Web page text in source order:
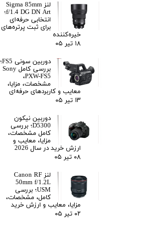
لنز Sigma 85mm
f/1.4 DG DN Art؛
انتخابی حرفه‌ای
برای ثبت پرتره‌های
خیره‌کننده
۱۸ تیر ۰۵
دوربین سونی FS5؛
بررسی کامل Sony
PXW-FS5،
مشخصات، مزایا،
معایب و کاربردهای حرفه‌ای
۱۳ تیر ۰۵
دوربین نیکون
D5300؛ بررسی
کامل مشخصات،
مزایا، معایب و
ارزش خرید در سال 2026
۰۸ تیر ۰۵
لنز Canon RF
50mm f/1.2L
USM؛ بررسی
کامل، مشخصات،
مزایا، معایب و ارزش خرید
۰۲ تیر ۰۵